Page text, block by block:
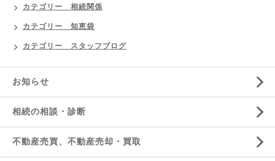
カテゴリー 相続関係
カテゴリー 知恵袋
カテゴリー スタッフブログ
お知らせ
相続の相談・診断
不動産売買、不動産売却・買取